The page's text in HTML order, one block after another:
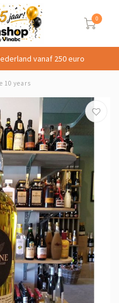
0
vanaf 250 euro
10 years